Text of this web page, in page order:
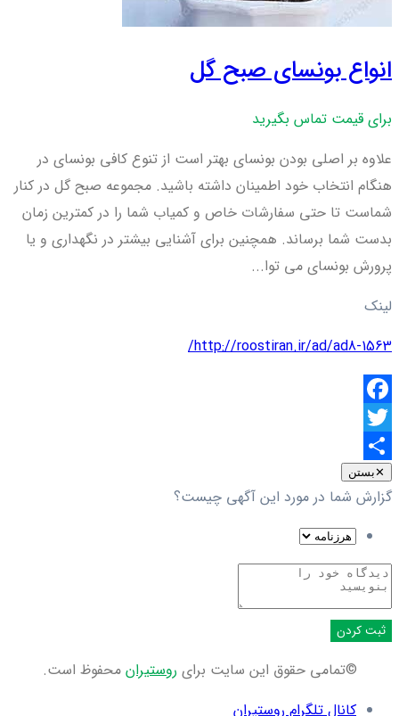
انواع بونسای صبح گل
برای قیمت تماس بگیرید
علاوه بر اصلی بودن بونسای بهتر است از تنوع کافی بونسای در
هنگام انتخاب خود اطمینان داشته باشید. مجموعه صبح گل در کنار
شماست تا حتی سفارشات خاص و کمیاب شما را در کمترین زمان
بدست شما برساند. همچنین برای آشنایی بیشتر در نگهداری و یا
پرورش بونسای می توا...
لینک
http://roostiran.ir/ad/ad8-1563/
Facebook
Twitter
اشتراک
گذاری
✕بستن
گزارش شما در مورد این آگهی چیست؟
ثبت کردن
©تمامی حقوق این سایت برای روستیران محفوظ است.
کانال تلگرام روستیران